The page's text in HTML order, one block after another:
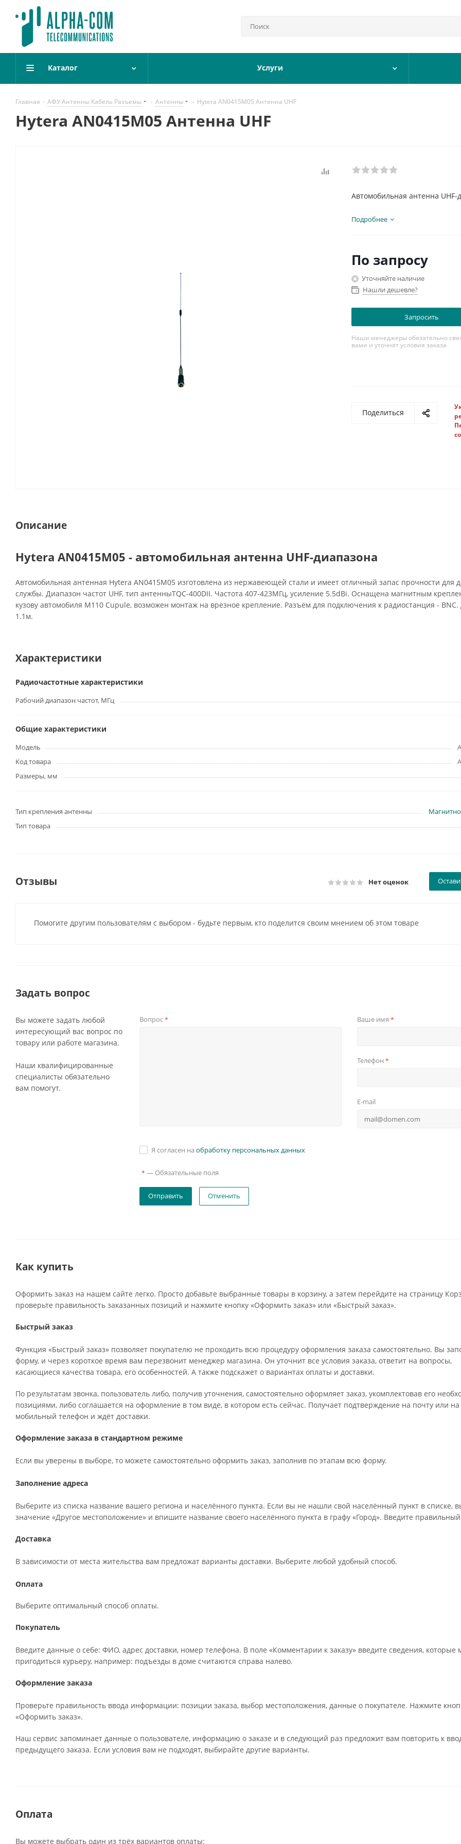
Каталог Услуги
Главная - АФУ Антенны Кабель Разъемы - Антенны - Hytera AN0415M05 Антенна UHF
Hytera AN0415M05 Антенна UHF
Автомобильная антенна
Подробнее
По запросу
Уточняйте наличие
Нашли дешевле?
Запросить
Наши менеджеры обязательно
вами и уточнят условия заказа
Поделиться
Описание
Hytera AN0415M05 - автомобильная антенна UHF-диапазона
Автомобильная антенная Hytera AN0415M05 изготовлена из нержавеющей стали и имеет отличный запас прочности для
службы. Диапазон частот UHF, тип антенныTQC-400DII. Частота 407-423МГц, усиление 5.5dBi. Оснащена магнитным
кузову автомобиля M110 Cupule, возможен монтаж на врезное крепление. Разъём для подключения к радиостанция -
1.1м.
Характеристики
Радиочастотные характеристики
Рабочий диапазон частот, МГц
Общие характеристики
Модель
Код товара
Размеры, мм
Тип крепления антенны
Тип товара
Отзывы Нет оценок
Помогите другим пользователям с выбором - будьте первым, кто поделится своим мнением об этом товаре
Задать вопрос
Вы можете задать любой
интересующий вас вопрос по
товару или работе магазина.
Наши квалифицированные
специалисты обязательно
вам помогут.
Вопрос* Ваше имя *
Телефон *
E-mail
Я согласен наобработку персональных данных
* — Обязательные поля
Отменить
Как купить
Оформить заказ на нашем сайте легко. Просто добавьте выбранные товары в корзину, а затем перейдите на страницу
проверьте правильность заказанных позиций и нажмите кнопку «Оформить заказ» или «Быстрый заказ».
Быстрый заказ
Функция «Быстрый заказ» позволяет покупателю не проходить всю процедуру оформления заказа самостоятельно. Вы
форму, и через короткое время вам перезвонит менеджер магазина. Он уточнит все условия заказа, ответит на вопросы,
касающиеся качества товара, его особенностей. А также подскажет о вариантах оплаты и доставки.
По результатам звонка, пользователь либо, получив уточнения, самостоятельно оформляет заказ, укомплектовав его
позициями, либо соглашается на оформление в том виде, в котором есть сейчас. Получает подтверждение на почту или на
мобильный телефон и ждёт доставки.
Оформление заказа в стандартном режиме
Если вы уверены в выборе, то можете самостоятельно оформить заказ, заполнив по этапам всю форму.
Заполнение адреса
Выберите из списка название вашего региона и населённого пункта. Если вы не нашли свой населённый пункт в списке,
значение «Другое местоположение» и впишите название своего населённого пункта в графу «Город». Введите
Доставка
В зависимости от места жительства вам предложат варианты доставки. Выберите любой удобный способ.
Оплата
Выберите оптимальный способ оплаты.
Покупатель
Введите данные о себе: ФИО, адрес доставки, номер телефона. В поле «Комментарии к заказу» введите сведения, которые
пригодиться курьеру, например: подъезды в доме считаются справа налево.
Оформление заказа
Проверьте правильность ввода информации: позиции заказа, выбор местоположения, данные о покупателе. Нажмите
«Оформить заказ».
Наш сервис запоминает данные о пользователе, информацию о заказе и в следующий раз предложит вам повторить к
предыдущего заказа. Если условия вам не подходят, выбирайте другие варианты.
Оплата
Вы можете выбрать один из трёх вариантов оплаты: